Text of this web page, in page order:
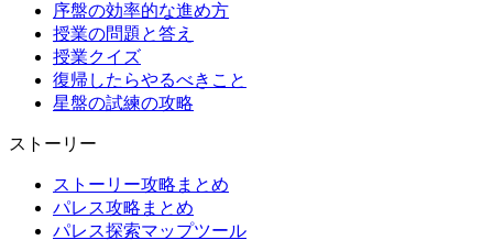
序盤の効率的な進め方
授業の問題と答え
授業クイズ
復帰したらやるべきこと
星盤の試練の攻略
ストーリー
ストーリー攻略まとめ
パレス攻略まとめ
パレス探索マップツール